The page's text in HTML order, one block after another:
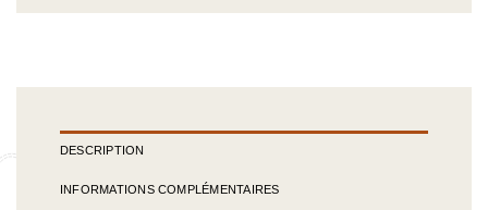
DESCRIPTION
INFORMATIONS COMPLÉMENTAIRES